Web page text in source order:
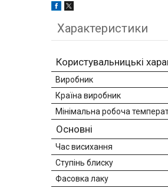
Характеристики
Користувальницькі
Виробник
Країна виробник
Мінімальна робоча
Основні
Час висихання
Ступінь блиску
Фасовка лаку